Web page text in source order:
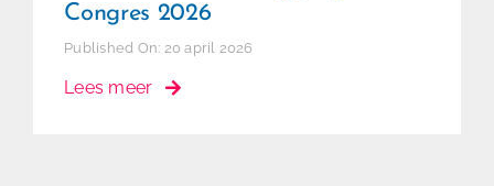
Congres 2026
Published On: 20 april 2026
Lees meer